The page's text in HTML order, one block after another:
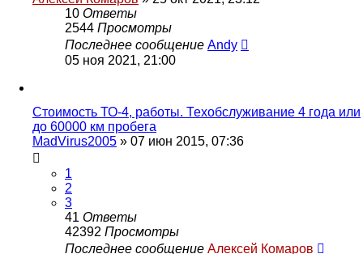
10 Ответы
2544 Просмотры
Последнее сообщение Andy
05 ноя 2021, 21:00
Стоимость ТО-4, работы. Техобслуживание 4 года или
до 60000 км пробега
MadVirus2005 » 07 июн 2015, 07:36
1
2
3
41 Ответы
42392 Просмотры
Последнее сообщение Алексей Комаров